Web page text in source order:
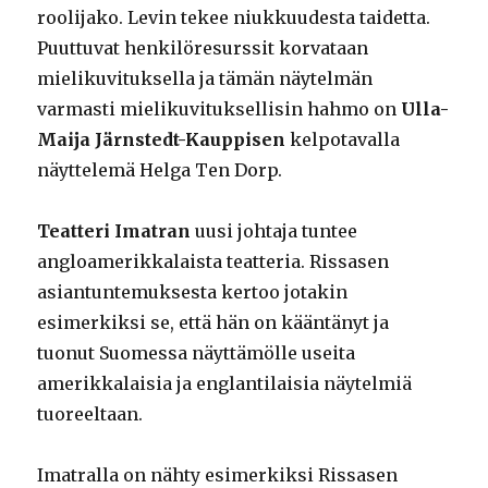
roolijako. Levin tekee niukkuudesta taidetta.
Puuttuvat henkilöresurssit korvataan
mielikuvituksella ja tämän näytelmän
varmasti mielikuvituksellisin hahmo on Ulla-
Maija Järnstedt-Kauppisen kelpotavalla
näyttelemä Helga Ten Dorp.
Teatteri Imatran uusi johtaja tuntee
angloamerikkalaista teatteria. Rissasen
asiantuntemuksesta kertoo jotakin
esimerkiksi se, että hän on kääntänyt ja
tuonut Suomessa näyttämölle useita
amerikkalaisia ja englantilaisia näytelmiä
tuoreeltaan.
Imatralla on nähty esimerkiksi Rissasen